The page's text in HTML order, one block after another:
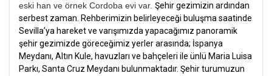
eski han ve örnek Cordoba evi var. Şehir gezimizin ardından
serbest zaman. Rehberimizin belirleyeceği buluşma saatinde
Sevilla’ya hareket ve varışımızda yapacağımız panoramik
şehir gezimizde göreceğimiz yerler arasında; İspanya
Meydanı, Altın Kule, havuzları ve bahçeleri ile ünlü Maria Luisa
Parkı, Santa Cruz Meydanı bulunmaktadır. Şehir turumuzun